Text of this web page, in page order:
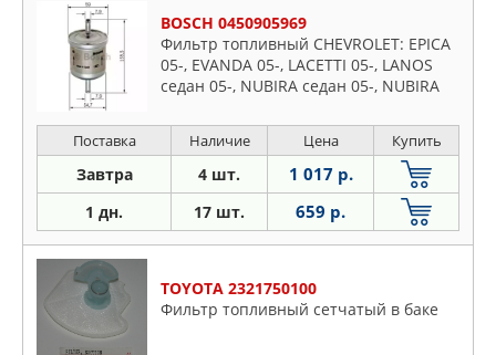
BOSCH 0450905969
Фильтр топливный CHEVROLET: EPICA
05-, EVANDA 05-, LACETTI 05-, LANOS
седан 05-, NUBIRA седан 05-, NUBIRA
EVANDA 02-, LACETTI 0
Поставка Наличие Цена Купить
Завтра 4 шт. 1 017 р.
1 дн. 17 шт. 659 р.
TOYOTA 2321750100
Фильтр топливный сетчатый в баке